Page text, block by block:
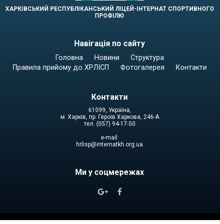
ХАРКІВСЬКИЙ РЕСПУБЛІКАНСЬКИЙ ЛІЦЕЙ-ІНТЕРНАТ СПОРТИВНОГО
ПРОФІЛЮ
Навігація по сайту
Головна Новини
Структура
Правила прийому до ХРЛІСП
Фотогалерея Контакти
Контакти
61099, Україна,
м. Харків, пр. Героїв Харкова, 246-А
тел. (057) 94-17-50
e-mail:
hrlisp@internatkh.org.ua
Ми у соцмережах
 